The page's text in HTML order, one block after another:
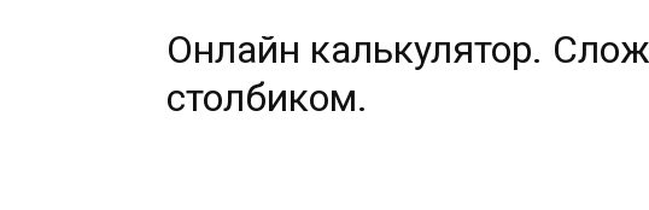
Онлайн калькулятор.
столбиком.